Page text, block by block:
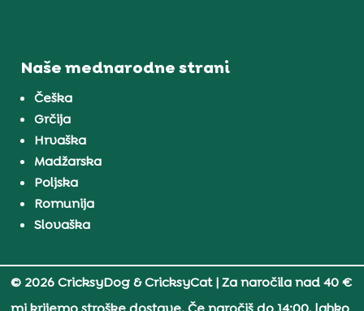
Naše mednarodne strani
Češka
Grčija
Hrvaška
Madžarska
Poljska
Romunija
Slovaška
© 2026 CricksyDog & CricksyCat| Za naročila nad 40 €